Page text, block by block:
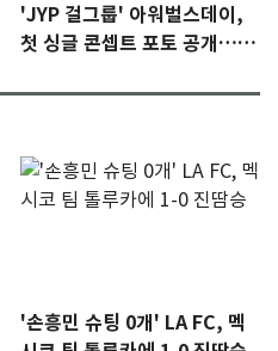
'JYP 걸그룹' 아워벌스데이,
첫 싱글 콘셉트 포토 공개…청
'손흥민 슈팅 0개' LA FC, 멕